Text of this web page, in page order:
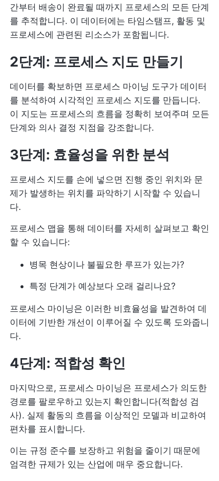
간부터 배송이 완료될 때까지 프로세스의 모든 단계
를 추적합니다. 이 데이터에는 타임스탬프, 활동 및
프로세스에 관련된 리소스가 포함됩니다.
2단계: 프로세스 지도 만들기
데이터를 확보하면 프로세스 마이닝 도구가 데이터
를 분석하여 시각적인 프로세스 지도를 만듭니다.
이 지도는 프로세스의 흐름을 정확히 보여주며 모든
단계와 의사 결정 지점을 강조합니다.
3단계: 효율성을 위한 분석
프로세스 지도를 손에 넣으면 진행 중인 위치와 문
제가 발생하는 위치를 파악하기 시작할 수 있습니
다.
프로세스 맵을 통해 데이터를 자세히 살펴보고 확인
할 수 있습니다:
병목 현상이나 불필요한 루프가 있는가?
특정 단계가 예상보다 오래 걸리나요?
프로세스 마이닝은 이러한 비효율성을 발견하여 데
이터에 기반한 개선이 이루어질 수 있도록 도와줍니
다.
4단계: 적합성 확인
마지막으로, 프로세스 마이닝은 프로세스가 의도한
경로를 팔로우하고 있는지 확인합니다(적합성 검
사). 실제 활동의 흐름을 이상적인 모델과 비교하여
편차를 표시합니다.
이는 규정 준수를 보장하고 위험을 줄이기 때문에
엄격한 규제가 있는 산업에 매우 중요합니다.